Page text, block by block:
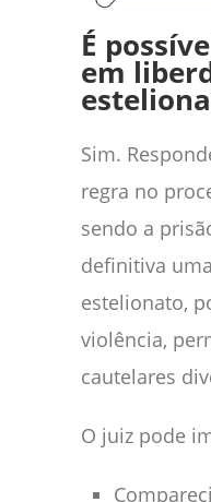
É
em
Sim.
regra no
sendo a
definitiva
estelionato,
violência,
cautelares
O juiz pode